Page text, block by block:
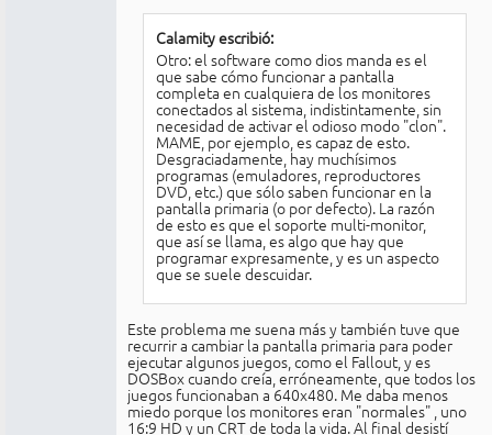
Calamity escribió:
Otro: el software como dios manda es el
que sabe cómo funcionar a pantalla
completa en cualquiera de los monitores
conectados al sistema, indistintamente, sin
necesidad de activar el odioso modo "clon".
MAME, por ejemplo, es capaz de esto.
Desgraciadamente, hay muchísimos
programas (emuladores, reproductores
DVD, etc.) que sólo saben funcionar en la
pantalla primaria (o por defecto). La razón
de esto es que el soporte multi-monitor,
que así se llama, es algo que hay que
programar expresamente, y es un aspecto
que se suele descuidar.
Este problema me suena más y también tuve que
recurrir a cambiar la pantalla primaria para poder
ejecutar algunos juegos, como el Fallout, y es
DOSBox cuando creía, erróneamente, que todos los
juegos funcionaban a 640x480. Me daba menos
miedo porque los monitores eran "normales" , uno
16:9 HD y un CRT de toda la vida. Al final desistí